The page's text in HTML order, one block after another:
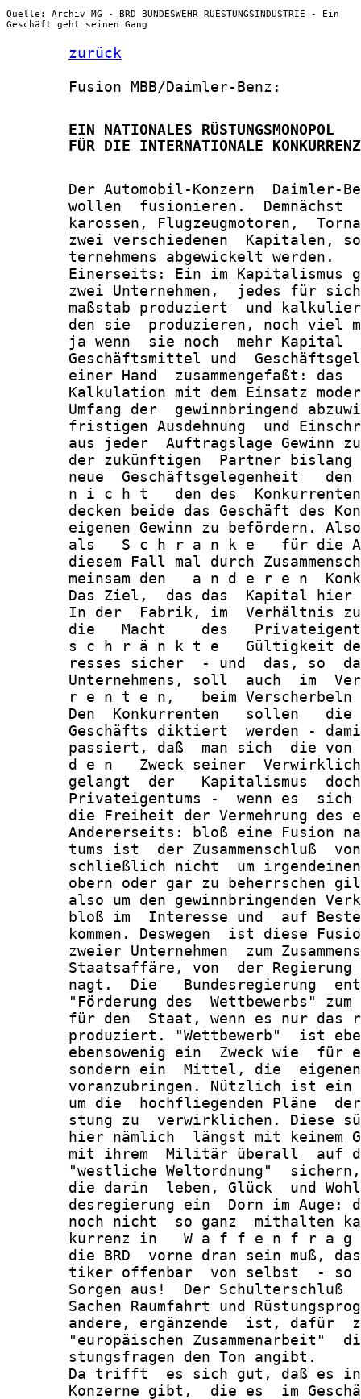
Quelle: Archiv MG - BRD BUNDESWEHR RUESTUNGSINDUSTRIE - Ein
Geschäft geht seinen Gang
zurück
       Fusion MBB/Daimler-Benz:
       EIN NATIONALES RÜSTUNGSMONOPOL
FÜR DIE INTERNATIONALE